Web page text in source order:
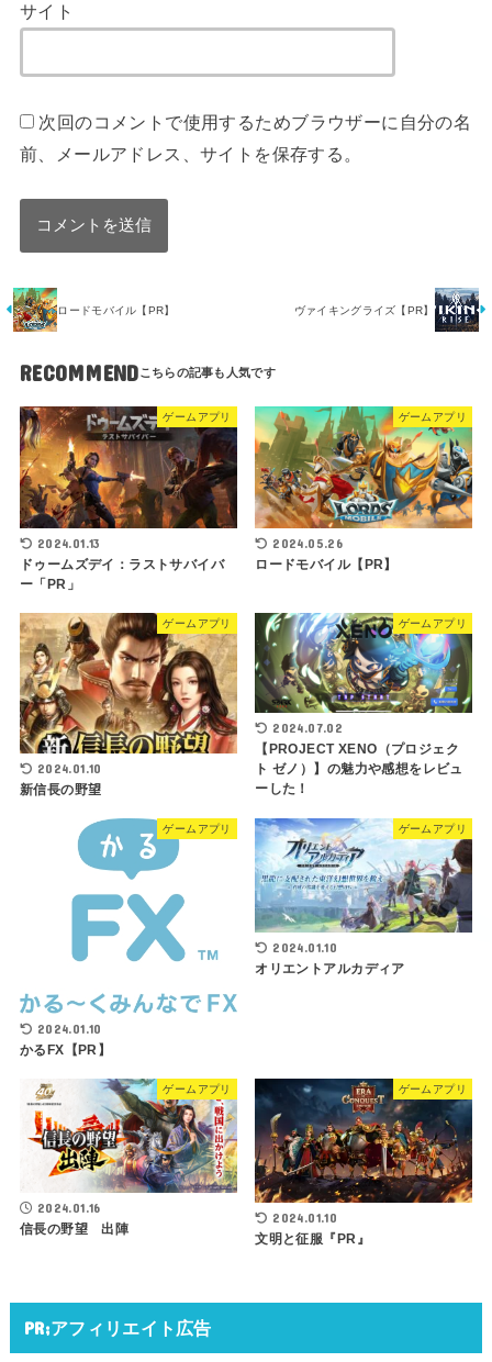
サイト
次回のコメントで使用するためブラウザーに自分の名
前、メールアドレス、サイトを保存する。
ロードモバイル【PR】 ヴァイキングライズ【PR】
RECOMMEND
ゲームアプリ
2024.01.13
ドゥームズデイ：ラストサバイバ
ー「PR」
ゲームアプリ
2024.05.26
ロードモバイル【PR】
ゲームアプリ
2024.01.10
新信長の野望
ゲームアプリ
2024.07.02
【PROJECT XENO（プロジェク
ト ゼノ）】の魅力や感想をレビュ
ーした！
ゲームアプリ
2024.01.10
かるFX【PR】
ゲームアプリ
2024.01.10
オリエントアルカディア
ゲームアプリ
2024.01.16
信長の野望 出陣
ゲームアプリ
2024.01.10
文明と征服『PR』
PR;アフィリエイト広告